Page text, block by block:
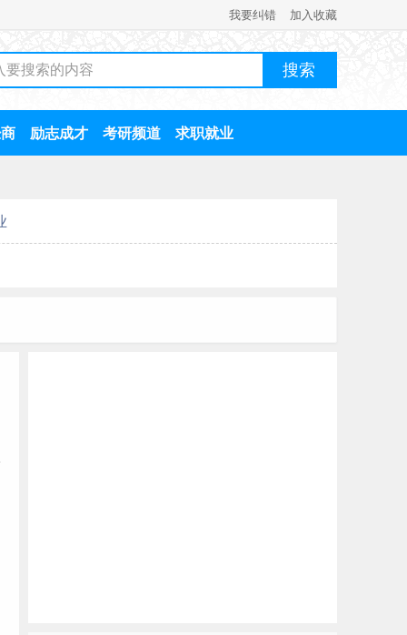
我要纠错 加入收藏
励志成才 考研频道 求职就业